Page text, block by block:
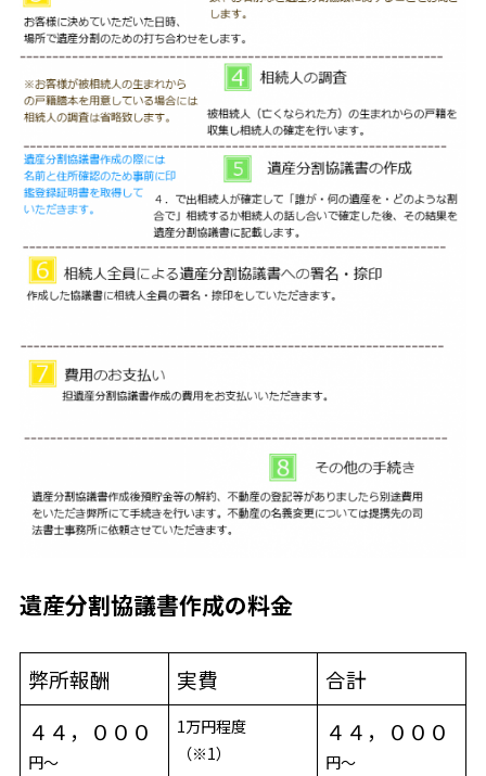
遺産分割協議書作成の料金
弊所報酬 実費
合計
４４，０００
円～
1万円程度
（※1）
４４，０００
円～